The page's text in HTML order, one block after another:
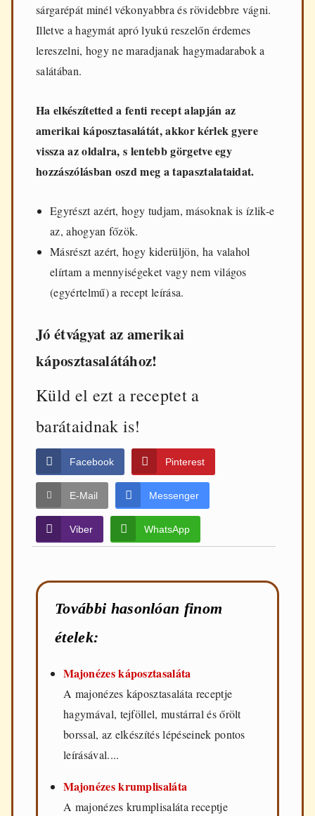
sárgarépát minél vékonyabbra és rövidebbre vágni.
Illetve a hagymát apró lyukú reszelőn érdemes
lereszelni, hogy ne maradjanak hagymadarabok a
salátában.
Ha elkészítetted a fenti recept alapján az
amerikai káposztasalátát, akkor kérlek gyere
vissza az oldalra, s lentebb görgetve egy
hozzászólásban oszd meg a tapasztalataidat.
Egyrészt azért, hogy tudjam, másoknak is ízlik-e
az, ahogyan főzök.
Másrészt azért, hogy kiderüljön, ha valahol
elírtam a mennyiségeket vagy nem világos
(egyértelmű) a recept leírása.
Jó étvágyat az amerikai
káposztasalátához!
Küld el ezt a receptet a
barátaidnak is!
Facebook Pinterest
E-Mail Messenger
Viber WhatsApp
További hasonlóan finom
ételek:
Majonézes káposztasaláta
A majonézes káposztasaláta receptje
hagymával, tejföllel, mustárral és őrölt
borssal, az elkészítés lépéseinek pontos
leírásával....
Majonézes krumplisaláta
A majonézes krumplisaláta receptje